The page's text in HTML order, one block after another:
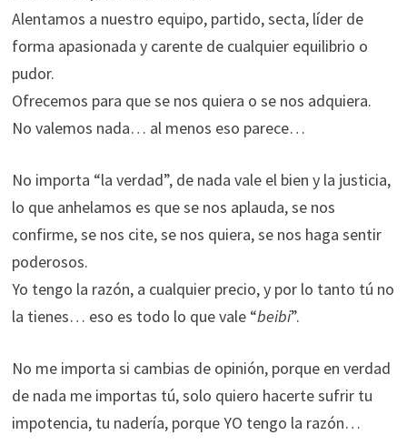
Alentamos a nuestro equipo, partido, secta, líder de
forma apasionada y carente de cualquier equilibrio o
pudor.
Ofrecemos para que se nos quiera o se nos adquiera.
No valemos nada… al menos eso parece…
No importa “la verdad”, de nada vale el bien y la justicia,
lo que anhelamos es que se nos aplauda, se nos
confirme, se nos cite, se nos quiera, se nos haga sentir
poderosos.
Yo tengo la razón, a cualquier precio, y por lo tanto tú no
la tienes… eso es todo lo que vale “beibi”.
No me importa si cambias de opinión, porque en verdad
de nada me importas tú, solo quiero hacerte sufrir tu
impotencia, tu nadería, porque YO tengo la razón…